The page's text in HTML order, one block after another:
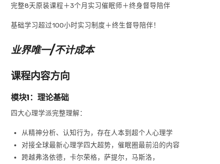
完整8天原装课程＋3个月实习催眠师＋终身督导陪伴
基础学习超过100小时实习制度＋终生督导陪伴！
业界唯一/不计成本
课程内容方向
模块1：理论基础
四大心理学派完整理解：
从精神分析、认知行为，存在人本到超个人心理学
对接全球最新心理学四大超势，催眠圈最前沿的内容
跨越弗洛依德，卡尔荣格，萨提尔，马斯洛，